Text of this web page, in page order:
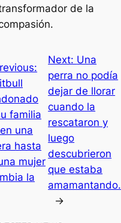
de la
familia
una
hasta
mujer
la
Next: Una
perra no podía
dejar de llorar
cuando la
rescataron y
luego
descubrieron
que estaba
amamantando.
→